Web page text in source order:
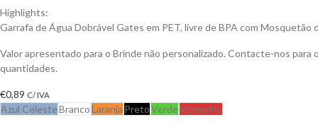
Highlights:
Garrafa de Água Dobrável Gates em PET, livre de BPA com Mosquetão
Valor apresentado para o Brinde não personalizado. Contacte-nos
quantidades.
€0,89 C/ IVA
Azul CelesteBrancoLaranja PretoVerdeVermelho